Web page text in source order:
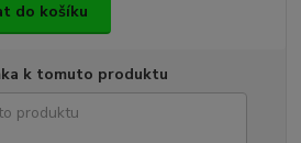
do košíku
k tomuto produktu